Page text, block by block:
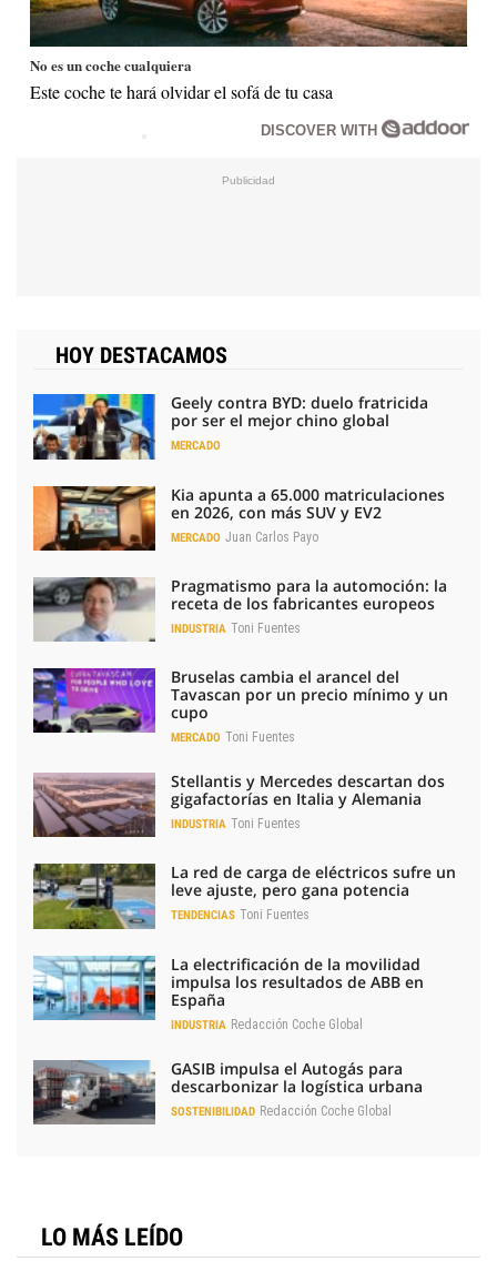
No es un coche cualquiera
Este coche te hará olvidar el sofá de tu casa
DISCOVER WITH
HOY DESTACAMOS
Geely contra BYD: duelo fratricida
por ser el mejor chino global
MERCADO
Kia apunta a 65.000 matriculaciones
en 2026, con más SUV y EV2
MERCADO Juan Carlos Payo
Pragmatismo para la automoción: la
receta de los fabricantes europeos
INDUSTRIA Toni Fuentes
Bruselas cambia el arancel del
Tavascan por un precio mínimo y un
cupo
MERCADO Toni Fuentes
Stellantis y Mercedes descartan dos
gigafactorías en Italia y Alemania
INDUSTRIA Toni Fuentes
La red de carga de eléctricos sufre un
leve ajuste, pero gana potencia
TENDENCIAS Toni Fuentes
La electrificación de la movilidad
impulsa los resultados de ABB en
España
INDUSTRIA Redacción Coche Global
GASIB impulsa el Autogás para
descarbonizar la logística urbana
SOSTENIBILIDAD Redacción Coche Global
LO MÁS LEÍDO